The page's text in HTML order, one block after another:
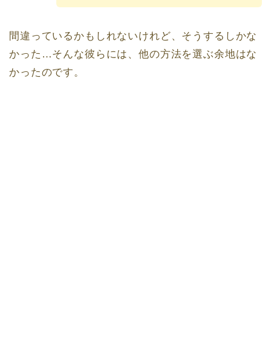
間違っているかもしれないけれど、そうするしかな
かった…そんな彼らには、他の方法を選ぶ余地はな
かったのです。